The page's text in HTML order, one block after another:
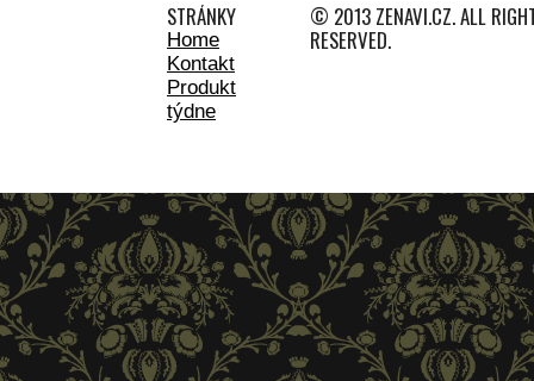
STRÁNKY
Home
Kontakt
Produkt
týdne
© 2013 ZENAVI.CZ. ALL
RESERVED.